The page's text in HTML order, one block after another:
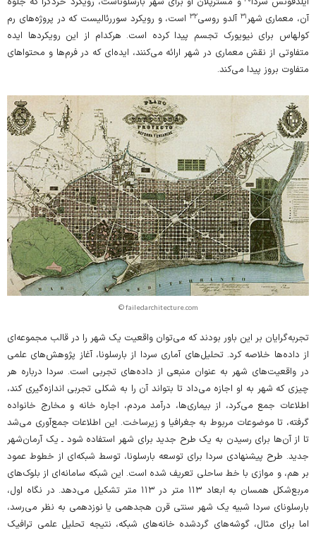
آن، معماری شهر ۳۱ آلدو روسی۳۲ است، و رویکرد سوررئالیست که در پروژه‌های رم
کولهاس برای نیویورک تجسم پیدا کرده است. هرکدام از این رویکردها ایده‌
متفاوتی از نقش معماری در شهر ارائه می‌کنند، ایده‌ای که در فرم‌ها و محتواهای
متفاوت بروز پیدا می‌کند.
© failedarchitecture.com
تجربه‌گرایان بر این باور بودند که می‌توان واقعیت یک شهر را در قالب مجموعه‌ای
از داده‌ها خلاصه کرد. تحلیل‌های آماری سردا از بارسلونا، آغاز پژوهش‌های علمی
در واقعیت‌های شهر به عنوان منبعی از داده‌های تجربی است. سردا درباره‌ هر
چیزی که شهر به او اجازه می‌داد تا بتواند آن را به شکلی تجربی اندازه‌گیری کند،
اطلاعات جمع می‌کرد، از بیماری‌ها، درآمد مردم، اجاره‌ خانه و مخارج خانواده
گرفته، تا موضوعات مربوط به جغرافیا و زیرساخت. این اطلاعات جمع‌آوری می‌شد
تا از آن‌ها برای رسیدن به یک طرح جدید برای شهر استفاده شود ـ یک آرمان‌شهر
جدید. طرح پیشنهادی سردا برای توسعه‌ بارسلونا، توسط شبکه‌ای از خطوط عمود
بر هم، و موازی با خط ساحلی تعریف شده است. این شبکه سامانه‌ای از بلوک‌های
مربع‌شکل همسان به ابعاد ۱۱۳ متر در ۱۱۳ متر تشکیل می‌دهد. در نگاه اول،
بارسلونای سردا شبیه یک شهر سنتی قرن هجدهمی یا نوزدهمی به نظر می‌رسد،
اما برای مثال، گوشه‌های گردشده‌ خانه‌های شبکه، نتیجه‌ تحلیل‌ علمی ترافیک